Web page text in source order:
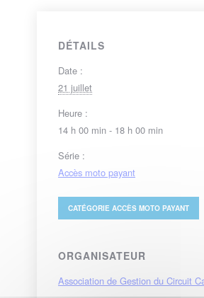
DÉTAILS
Date :
21 juillet
Heure :
14 h 00 min - 18 h 00 min
Série :
Accès moto payant
CATÉGORIEACCÈS MOTO PAYANT
ORGANISATEUR
Association de Gestion du Circuit